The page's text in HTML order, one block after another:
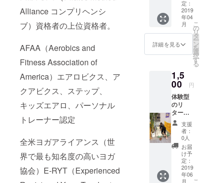
Alliance コンプリヘンシ
ブ）資格者の上位資格者。
AFAA（Aerobics and
Fitness Association of
America）エアロビクス、ア
クアビクス、ステップ、
キッズエアロ、パーソナル
トレーナー認定
全米ヨガアライアンス（世
界で最も知名度の高いヨガ
協会）E-RYT（Experienced
いう方
はこち
らでお
願いし
ます。
お礼の
メール
に加
動報告
のメー
ルをさ
せて頂
きま
す。
定：
2019
年04
月
詳細を見る
こ
の
リ
タ
ー
ン
を
選
択
す
る
1,5
00 円
体験型
のリ
ターン
とし
て、イ
ベント
出展時
の「15
分1,500
円」を
リター
支援
者：
0人
お届
け予
定：
2019
年06
月